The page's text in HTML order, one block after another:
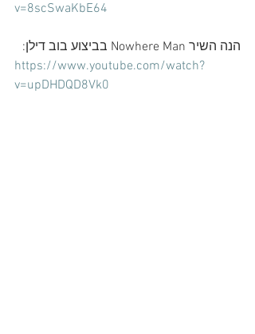
v=8scSwaKbE64
הנה השיר Nowhere Man בביצוע בוב דילן:
https://www.youtube.com/watch?
v=upDHDQD8Vk0